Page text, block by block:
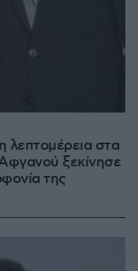
λεπτομέρεια στα
ξεκίνησε
της